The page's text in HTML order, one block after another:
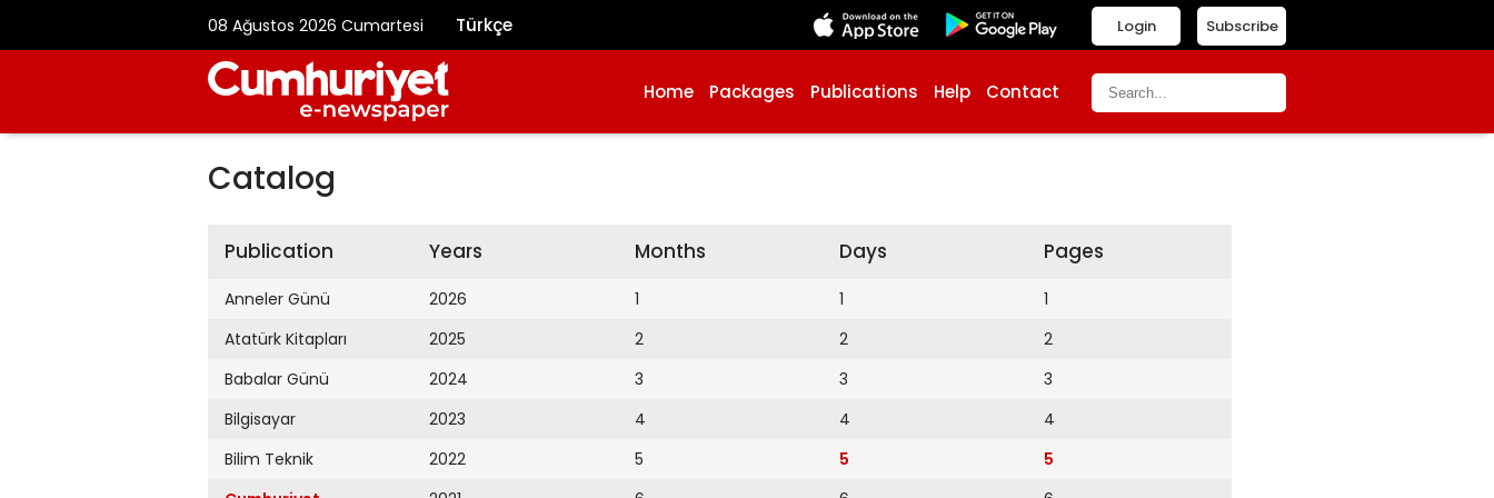
08 Ağustos 2026 Cumartesi Türkçe Subscribe
Login
Home Packages Publications Help Contact
Catalog
Publication
Anneler Günü
Atatürk Kitapları
Babalar Günü
Bilgisayar
Bilim Teknik
Years
2026
2025
2024
2023
2022
Months
1
2
3
4
5
Days
1
2
3
4
5
Pages
1
2
3
4
5